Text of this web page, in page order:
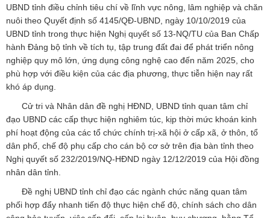
UBND tỉnh điều chỉnh tiêu chí về lĩnh vực nông, lâm nghiệp và chăn
nuôi theo Quyết định số 4145/QĐ-UBND, ngày 10/10/2019 của
UBND tỉnh trong thực hiện Nghị quyết số 13-NQ/TU của Ban Chấp
hành Đảng bộ tỉnh về tích tụ, tập trung đất đai để phát triển nông
nghiệp quy mô lớn, ứng dụng công nghệ cao đến năm 2025, cho
phù hợp với điều kiện của các địa phương, thực tiễn hiện nay rất
khó áp dụng.
Cử tri và Nhân dân đề nghị HĐND, UBND tỉnh quan tâm chỉ
đạo UBND các cấp thực hiện nghiêm túc, kịp thời mức khoán kinh
phí hoạt động của các tổ chức chính trị-xã hội ở cấp xã, ở thôn, tổ
dân phố, chế độ phụ cấp cho cán bộ cơ sở trên địa bàn tỉnh theo
Nghị quyết số 232/2019/NQ-HĐND ngày 12/12/2019 của Hội đồng
nhân dân tỉnh.
Đề nghị UBND tỉnh chỉ đạo các ngành chức năng quan tâm
phối hợp đẩy nhanh tiến độ thực hiện chế độ, chính sách cho dân